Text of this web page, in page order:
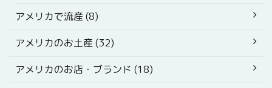
アメリカで流産 (8)
アメリカのお土産 (32)
アメリカのお店・ブランド (18)